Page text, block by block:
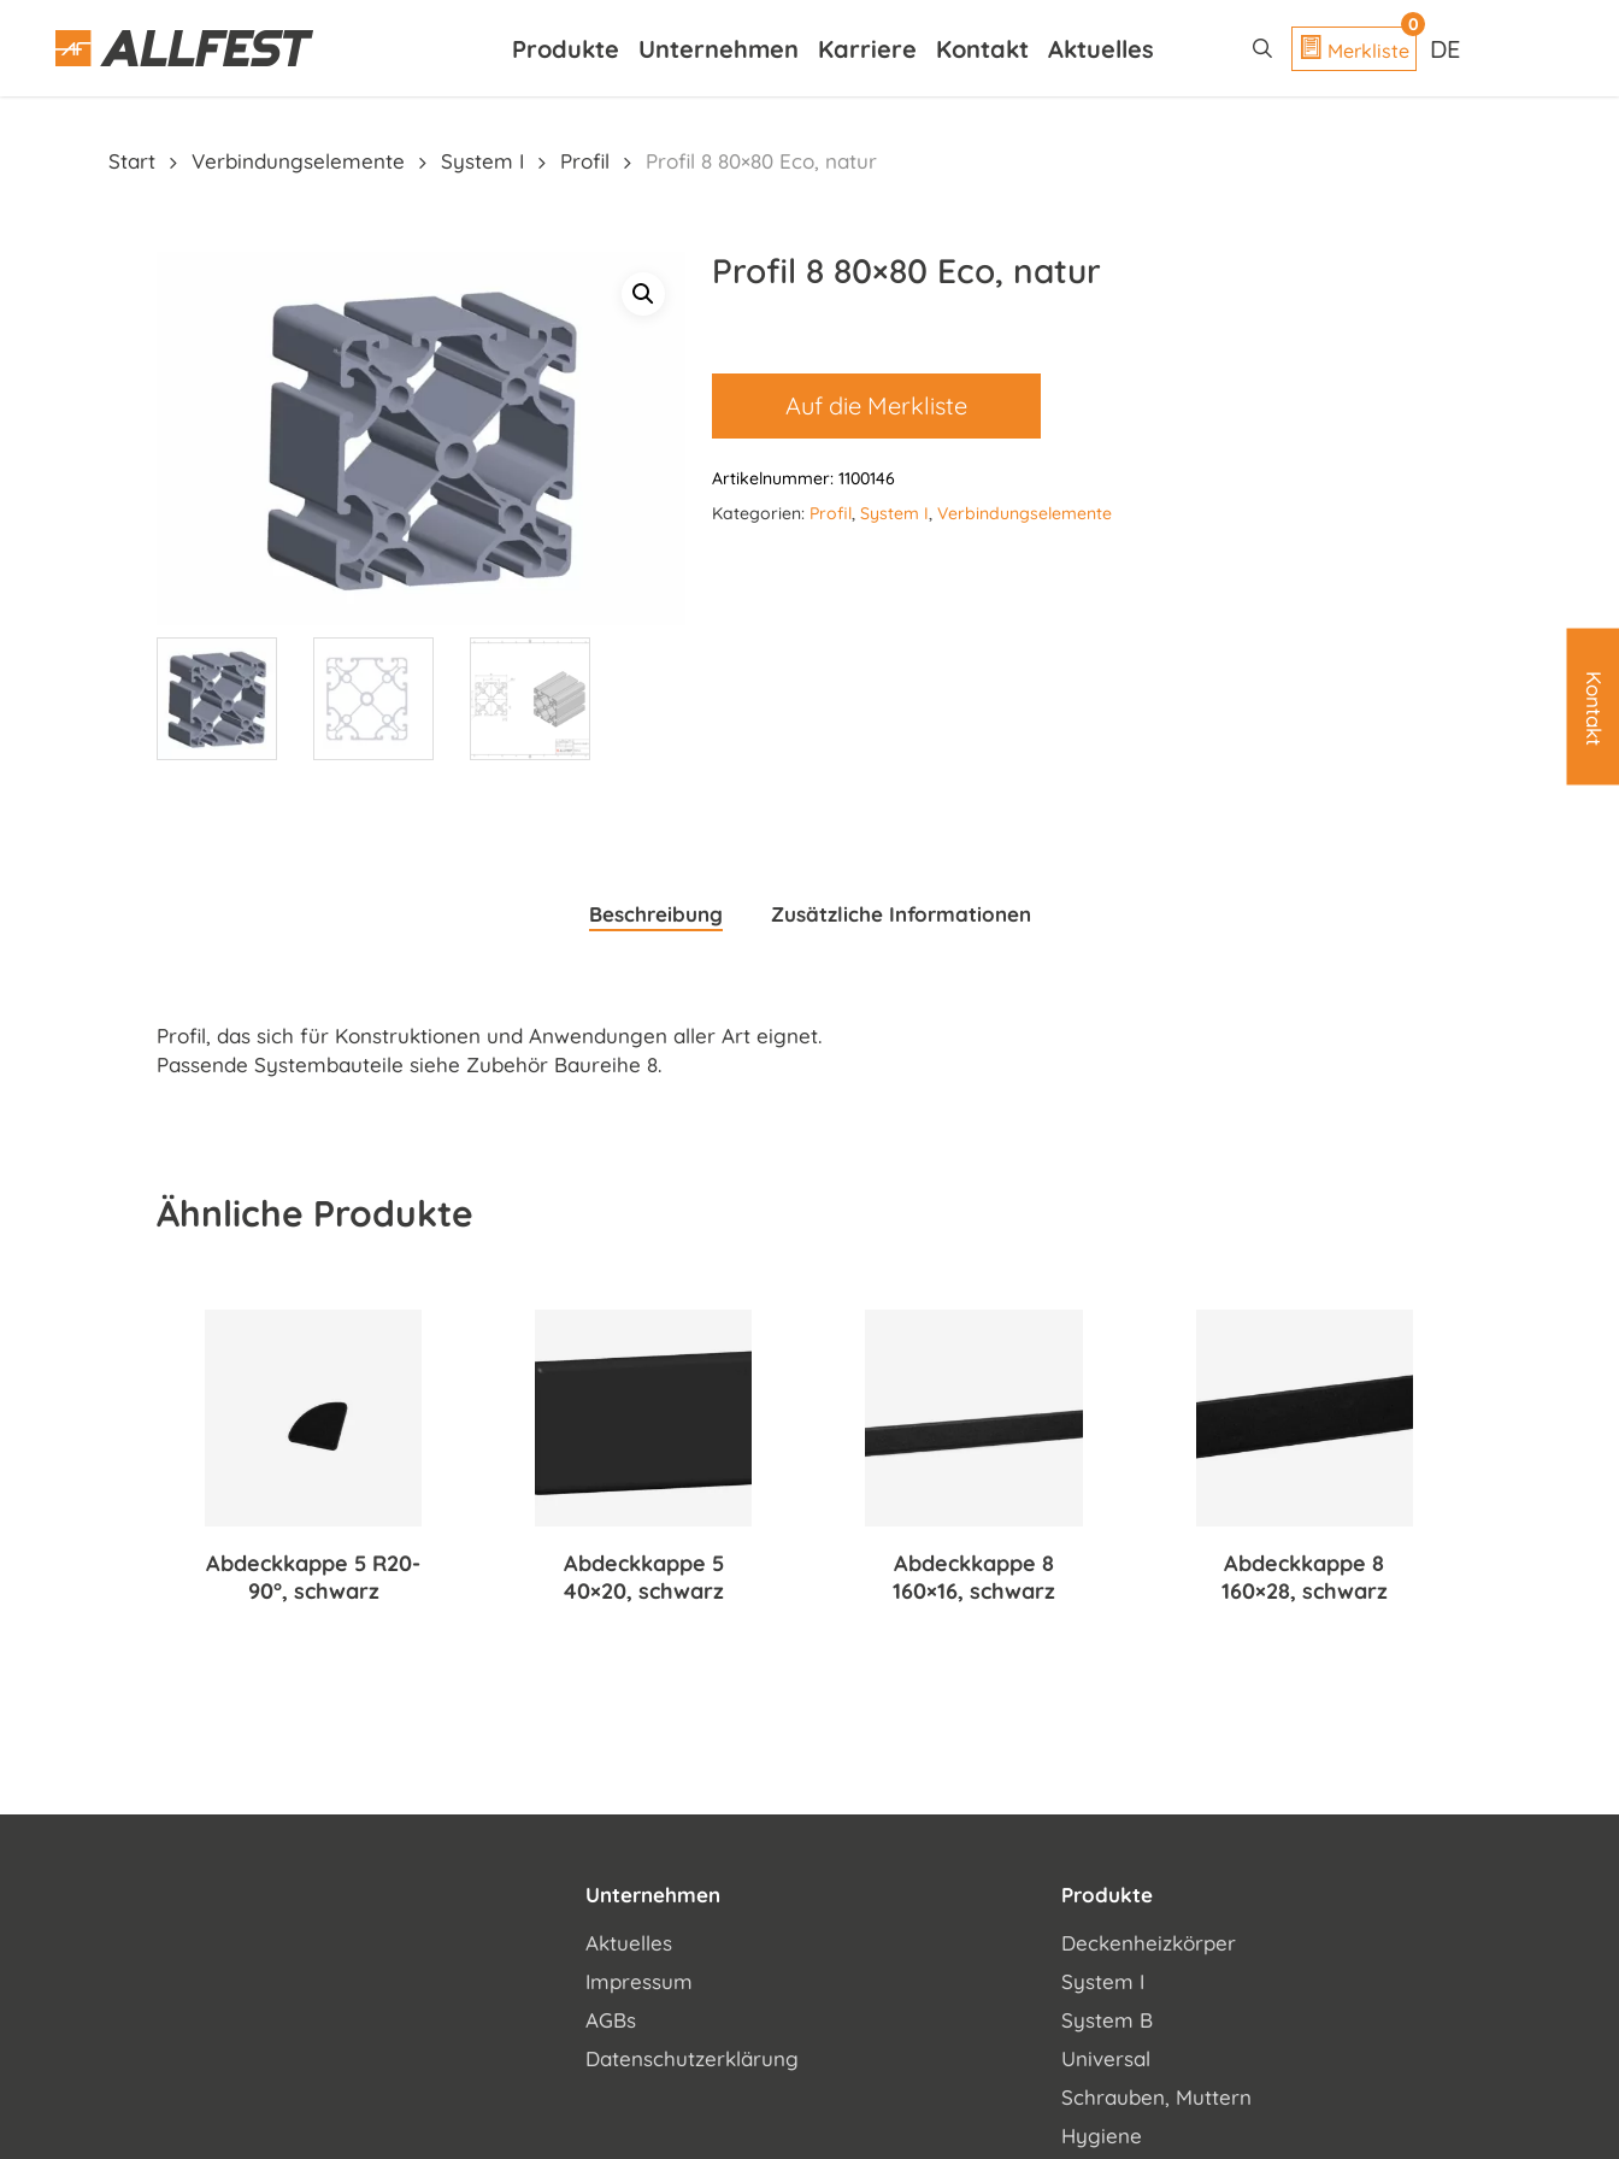
Produkte Unternehmen Karriere Kontakt Aktuelles
0
Merkliste DE
Start Verbindungselemente System I Profil Profil 8 80×80 Eco, natur
Profil 8 80×80 Eco, natur
Auf die Merkliste
Artikelnummer: 1100146
Kategorien: Profil, System I, Verbindungselemente
Beschreibung Zusätzliche Informationen
Profil, das sich für Konstruktionen und Anwendungen aller Art eignet.
Passende Systembauteile siehe Zubehör Baureihe 8.
Ähnliche Produkte
Abdeckkappe 5 R20-
90°, schwarz
Abdeckkappe 5
40×20, schwarz
Abdeckkappe 8
160×16, schwarz
Abdeckkappe 8
160×28, schwarz
Unternehmen
Aktuelles
Impressum
AGBs
Datenschutzerklärung
Produkte
Deckenheizkörper
System I
System B
Universal
Schrauben, Muttern
Hygiene
Kontakt